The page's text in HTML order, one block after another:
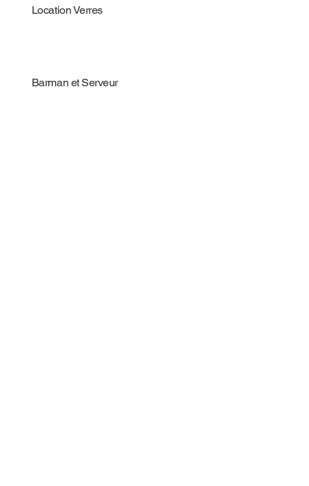
Location Verres
Barman et Serveur